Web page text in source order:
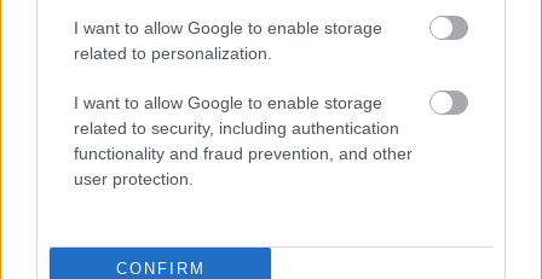
I want to allow Google to enable storage
related to personalization.
I want to allow Google to enable storage
related to security, including authentication
functionality and fraud prevention, and other
user protection.
CONFIRM
σταθεροποίηση των τιμών, ενώ η τελική εικόνα για
το χριστουγεννιάτικο τραπέζι θα διαμορφωθεί τις
ΑΣΕΠ: Πιστοποίηση Αγγλικών σε